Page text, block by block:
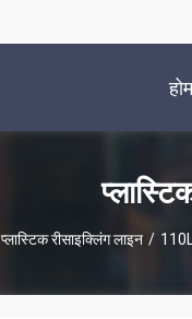
होम
प्लास्टिक रीसाइक्लिंग लाइन / 110L